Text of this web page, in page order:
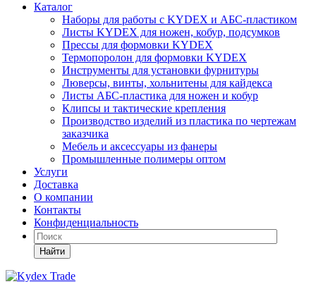
Каталог
Наборы для работы с KYDEX и АБС-пластиком
Листы KYDEX для ножен, кобур, подсумков
Прессы для формовки KYDEX
Термопоролон для формовки KYDEX
Инструменты для установки фурнитуры
Люверсы, винты, хольнитены для кайдекса
Листы АБС-пластика для ножен и кобур
Клипсы и тактические крепления
Производство изделий из пластика по чертежам
заказчика
Мебель и аксессуары из фанеры
Промышленные полимеры оптом
Услуги
Доставка
О компании
Контакты
Конфиденциальность
Найти